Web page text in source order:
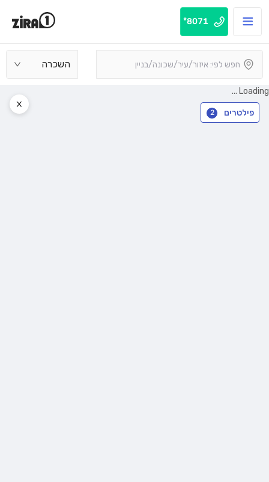
8071*
השכרה
פילטרים 2
Loading ...